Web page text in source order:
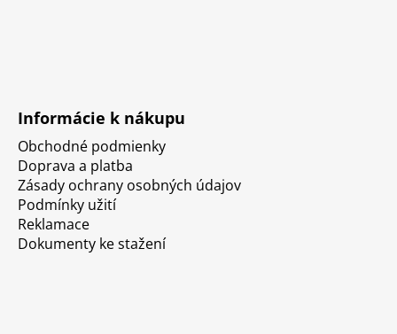
Informácie k nákupu
Obchodné podmienky
Doprava a platba
Zásady ochrany osobných údajov
Podmínky užití
Reklamace
Dokumenty ke stažení